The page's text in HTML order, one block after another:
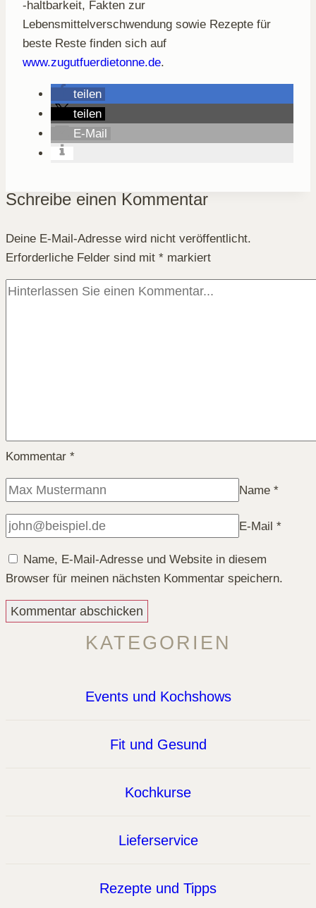
-haltbarkeit, Fakten zur
Lebensmittelverschwendung sowie Rezepte für
beste Reste finden sich auf
www.zugutfuerdietonne.de.
teilen
teilen
E-Mail
Schreibe einen Kommentar
Deine E-Mail-Adresse wird nicht veröffentlicht.
Erforderliche Felder sind mit * markiert
Kommentar *
Name *
E-Mail *
Name, E-Mail-Adresse und Website in diesem
Browser für meinen nächsten Kommentar speichern.
KATEGORIEN
Events und Kochshows
Fit und Gesund
Kochkurse
Lieferservice
Rezepte und Tipps